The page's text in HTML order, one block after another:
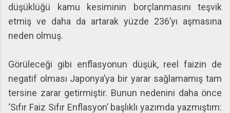
düşüklüğü kamu kesiminin borçlanmasını teşvik
etmiş ve daha da artarak yüzde 236’yı aşmasına
neden olmuş.
Görüleceği gibi enflasyonun düşük, reel faizin de
negatif olması Japonya’ya bir yarar sağlamamış tam
tersine zarar getirmiştir. Bunun nedenini daha önce
‘Sıfır Faiz Sıfır Enflasyon’ başlıklı yazımda yazmıştım: